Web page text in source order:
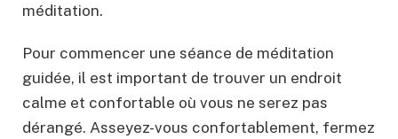
méditation.
Pour commencer une séance de méditation
guidée, il est important de trouver un endroit
calme et confortable où vous ne serez pas
dérangé. Asseyez-vous confortablement, fermez